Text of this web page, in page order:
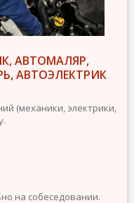
АВТОМАЛЯР,
АВТОЭЛЕКТРИК
(механики, электрики,
на собеседовании.